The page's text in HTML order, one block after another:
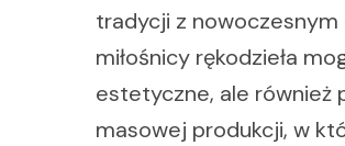
tradycji z nowoczesnym
miłośnicy rękodzieła
estetyczne, ale również
masowej produkcji, w